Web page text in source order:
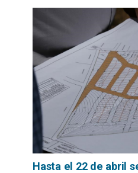
Hasta el 22 de abril